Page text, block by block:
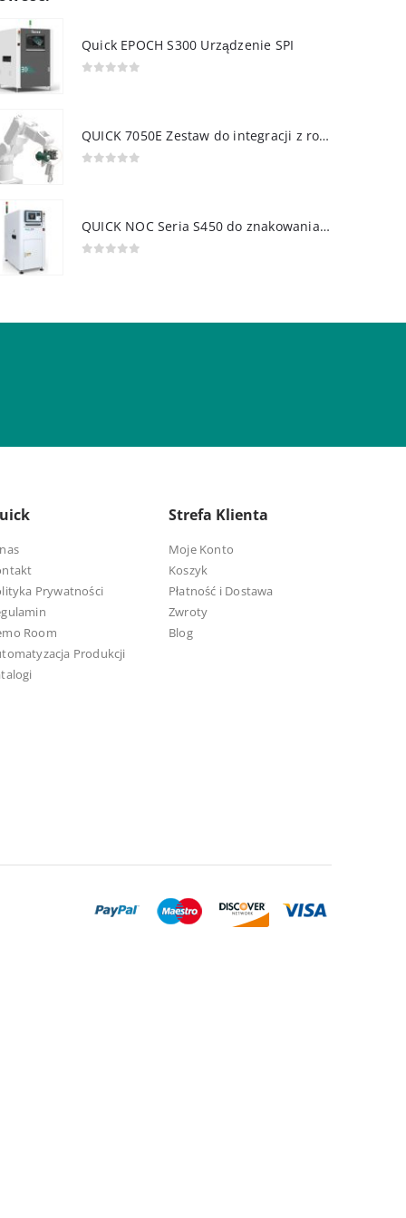
Quick EPOCH S300 Urządzenie SPI
QUICK 7050E Zestaw do integracji z robotem
QUICK NOC Seria S450 do znakowania PCB
Prywatności
Room
Produkcji
Strefa Klienta
Moje Konto
Koszyk
Płatność i Dostawa
Zwroty
Blog